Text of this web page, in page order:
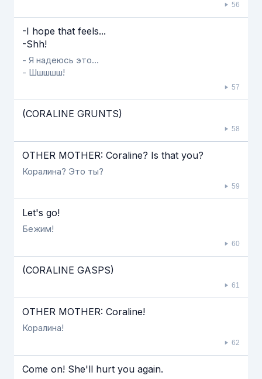
56
-I hope that feels...
-Shh!
- Я надеюсь это...
- Шшшшш!
57
(CORALINE GRUNTS)
58
OTHER MOTHER: Coraline? Is that you?
Коралина? Это ты?
59
Let's go!
Бежим!
60
(CORALINE GASPS)
61
OTHER MOTHER: Coraline!
Коралина!
62
Come on! She'll hurt you again.